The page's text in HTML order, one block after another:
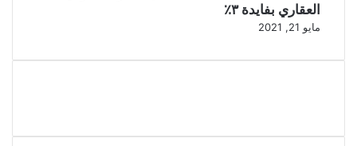
العقاري بفايدة ٣٪
مايو 21, 2021